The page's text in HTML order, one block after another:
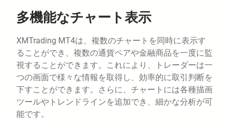
多機能なチャート表示
XMTrading MT4は、複数のチャートを同時に表示す
ることができ、複数の通貨ペアや金融商品を一度に監
視することができます。これにより、トレーダーは一
つの画面で様々な情報を取得し、効率的に取引判断を
下すことができます。さらに、チャートには各種描画
ツールやトレンドラインを追加でき、細かな分析が可
能です。